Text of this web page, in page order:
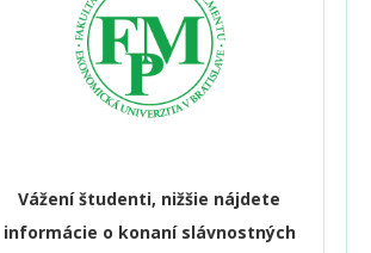
Vážení študenti, nižšie nájdete
informácie o konaní slávnostných